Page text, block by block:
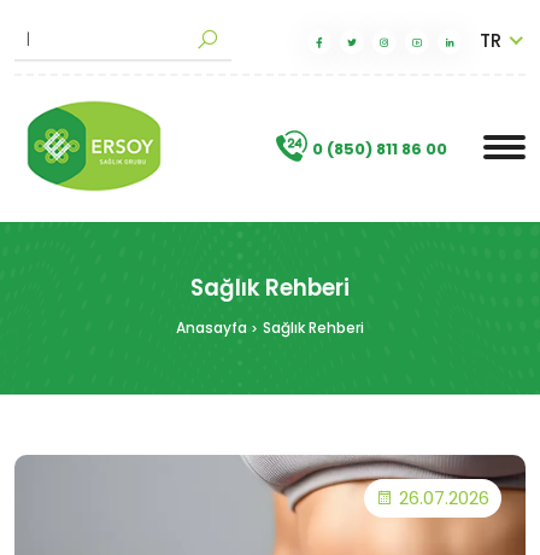
0 (850) 811 86 00
.M TR
Sağlık Rehberi
Anasayfa Sağlık Rehberi
26.07.2026